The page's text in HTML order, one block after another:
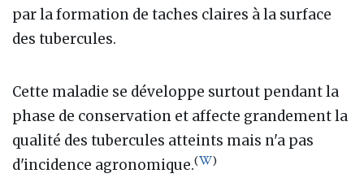
par la formation de taches claires à la surface
des tubercules.
Cette maladie se développe surtout pendant la
phase de conservation et affecte grandement la
qualité des tubercules atteints mais n'a pas
d'incidence agronomique.( )